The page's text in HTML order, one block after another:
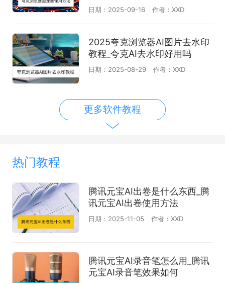
日期：2025-09-16 作者：XXD
2025夸克浏览器AI图片去水印
教程_夸克AI去水印好用吗
日期：2025-08-29 作者：XXD
更多软件教程
热门教程
腾讯元宝AI出卷是什么东西_腾
讯元宝AI出卷使用方法
日期：2025-11-05 作者：XXD
腾讯元宝AI录音笔怎么用_腾讯
元宝AI录音笔效果如何